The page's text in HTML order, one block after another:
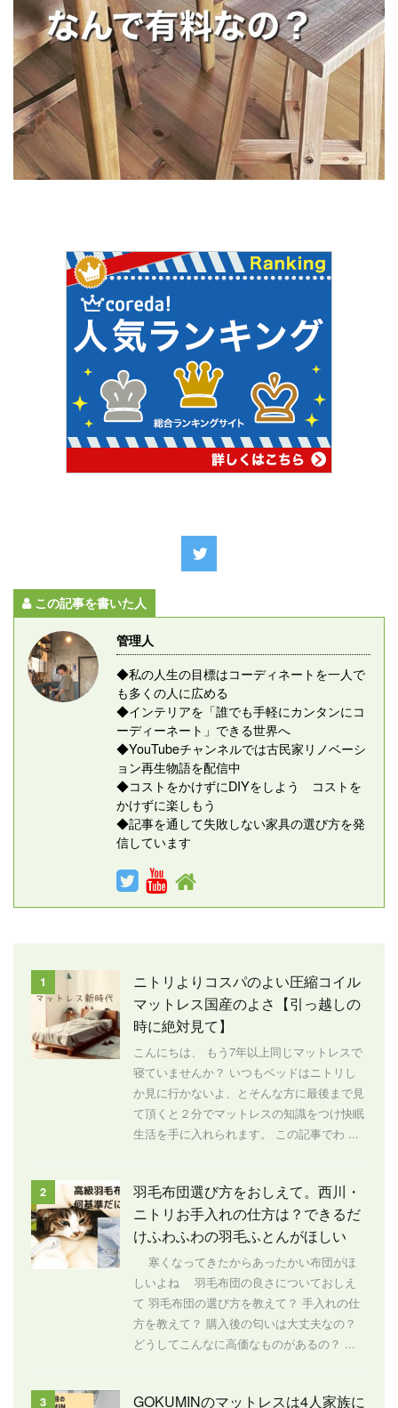
この記事を書いた人
管理人
◆私の人生の目標はコーディネートを一人で
も多くの人に広める
◆インテリアを「誰でも手軽にカンタンにコ
ーディーネート」できる世界へ
◆YouTubeチャンネルでは古民家リノベーシ
ョン再生物語を配信中
◆コストをかけずにDIYをしよう コストを
かけずに楽しもう
◆記事を通して失敗しない家具の選び方を発
信しています
1
ニトリよりコスパのよい圧縮コイル
マットレス国産のよさ【引っ越しの
時に絶対見て】
こんにちは、 もう7年以上同じマットレスで
寝ていませんか？ いつもベッドはニトリし
か見に行かないよ、とそんな方に最後まで見
て頂くと２分でマットレスの知識をつけ快眠
生活を手に入れられます。 この記事でわ ...
2
羽毛布団選び方をおしえて。西川・
ニトリお手入れの仕方は？できるだ
けふわふわの羽毛ふとんがほしい
寒くなってきたからあったかい布団がほ
しいよね 羽毛布団の良さについておしえ
て 羽毛布団の選び方を教えて？ 手入れの仕
方を教えて？ 購入後の匂いは大丈夫なの？
どうしてこんなに高価なものがあるの？ ...
3 GOKUMINのマットレスは4人家族に